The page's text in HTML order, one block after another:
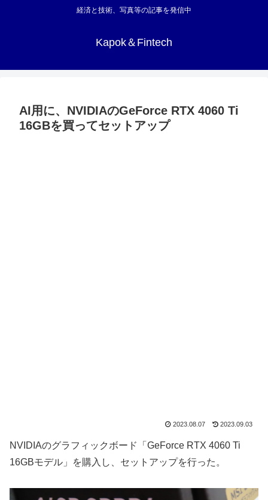
経済と技術、写真等の記事を発信中
Kapok＆Fintech
AI用に、NVIDIAのGeForce RTX 4060 Ti
16GBを買ってセットアップ
2023.08.07 2023.09.03
NVIDIAのグラフィックボード「GeForce RTX 4060 Ti
16GBモデル」を購入し、セットアップを行った。